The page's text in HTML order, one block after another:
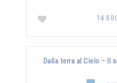
Dalla terra al Cielo – Il